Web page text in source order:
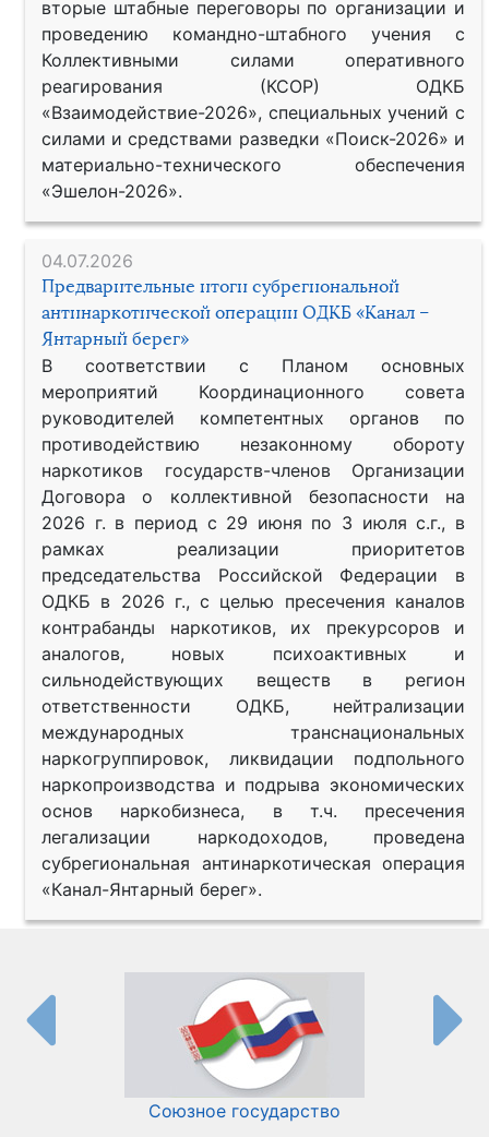
вторые штабные переговоры по организации и
проведению командно-штабного учения с
Коллективными силами оперативного
реагирования (КСОР) ОДКБ
«Взаимодействие-2026», специальных учений с
силами и средствами разведки «Поиск-2026» и
материально-технического обеспечения
«Эшелон-2026».
04.07.2026
Предварительные итоги субрегиональной
антинаркотической операции ОДКБ «Канал –
Янтарный берег»
В соответствии с Планом основных
мероприятий Координационного совета
руководителей компетентных органов по
противодействию незаконному обороту
наркотиков государств-членов Организации
Договора о коллективной безопасности на
2026 г. в период с 29 июня по 3 июля с.г., в
рамках реализации приоритетов
председательства Российской Федерации в
ОДКБ в 2026 г., с целью пресечения каналов
контрабанды наркотиков, их прекурсоров и
аналогов, новых психоактивных и
сильнодействующих веществ в регион
ответственности ОДКБ, нейтрализации
международных транснациональных
наркогруппировок, ликвидации подпольного
наркопроизводства и подрыва экономических
основ наркобизнеса, в т.ч. пресечения
легализации наркодоходов, проведена
субрегиональная антинаркотическая операция
«Канал-Янтарный берег».
Союзное государство